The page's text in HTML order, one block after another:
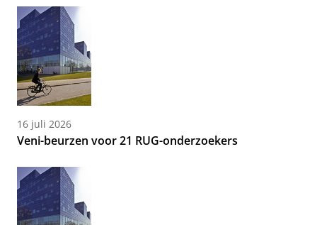
16 juli 2026
Veni-beurzen voor 21 RUG-onderzoekers